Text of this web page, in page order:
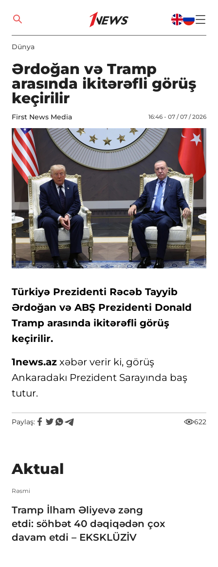
Dünya
Ərdoğan və Tramp
arasında ikitərəfli görüş
keçirilir
First News Media 16:46 - 07 / 07 / 2026
Türkiyə Prezidenti Rəcəb Tayyib
Ərdoğan və ABŞ Prezidenti Donald
Tramp arasında ikitərəfli görüş
keçirilir.
1news.az xəbər verir ki, görüş
Ankaradakı Prezident Sarayında baş
tutur.
Paylaş: 622
Aktual
Rəsmi
Tramp İlham Əliyevə zəng
etdi: söhbət 40 dəqiqədən çox
davam etdi – EKSKLÜZİV